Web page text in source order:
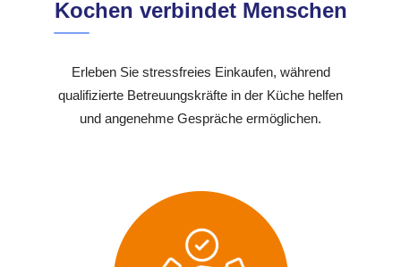
Kochen verbindet Menschen
Erleben Sie stressfreies Einkaufen, während
qualifizierte Betreuungskräfte in der Küche helfen
und angenehme Gespräche ermöglichen.